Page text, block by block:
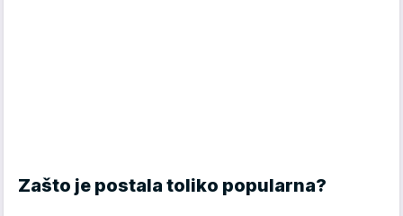
Zašto je postala toliko popularna?